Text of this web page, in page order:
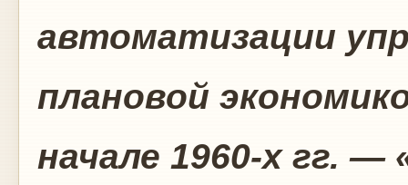
автоматизации
плановой
начале 1960-х гг.